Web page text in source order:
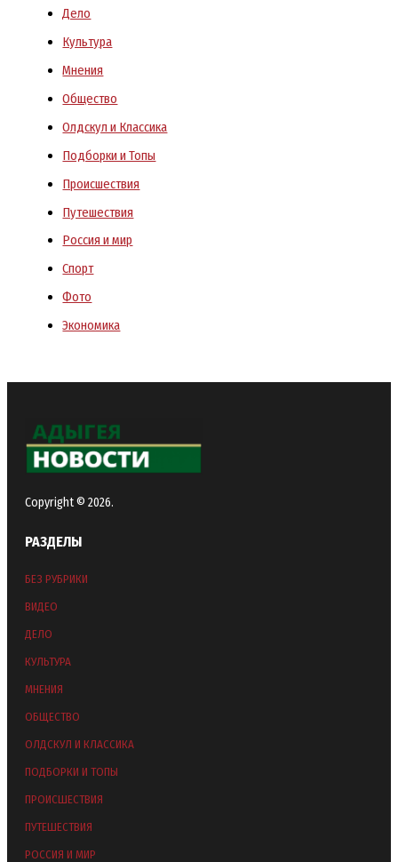
Дело
Культура
Мнения
Общество
Олдскул и Классика
Подборки и Топы
Происшествия
Путешествия
Россия и мир
Спорт
Фото
Экономика
Copyright © 2026.
РАЗДЕЛЫ
БЕЗ РУБРИКИ
ВИДЕО
ДЕЛО
КУЛЬТУРА
МНЕНИЯ
ОБЩЕСТВО
ОЛДСКУЛ И КЛАССИКА
ПОДБОРКИ И ТОПЫ
ПРОИСШЕСТВИЯ
ПУТЕШЕСТВИЯ
РОССИЯ И МИР